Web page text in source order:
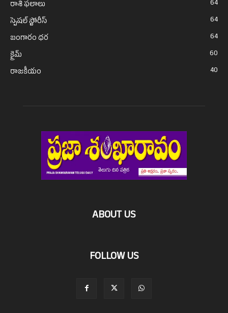
రాశి ఫలాలు
64
స్పెషల్ స్టోరీస్
64
బంగారం ధర
64
క్రైమ్
60
రాజకీయం
40
ABOUT US
FOLLOW US